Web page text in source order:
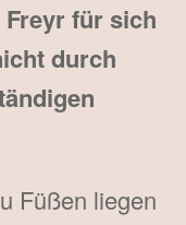
Freyr für sich
durch
Füßen liegen